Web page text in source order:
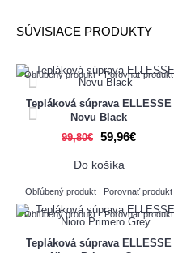
SÚVISIACE PRODUKTY
Obľúbený produkt Porovnať produkt
Tepláková súprava ELLESSE
Novu Black
99,80€ 59,96€
Do košíka
Obľúbený produkt Porovnať produkt
Obľúbený produkt Porovnať produkt
Tepláková súprava ELLESSE